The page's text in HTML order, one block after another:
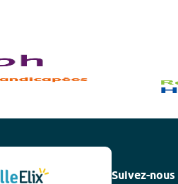
Suivez-nous